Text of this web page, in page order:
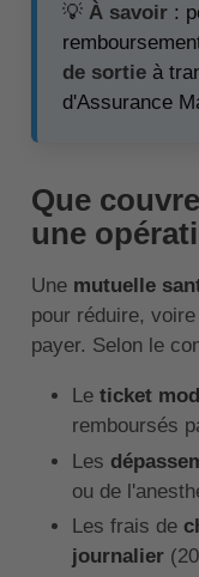
💡 À savoir:
de sortieà
d'Assurance
Que
une
Une mutuelle
pour réduire,
payer. Selon le
Le ticket
remboursés
Les
ou de
Les frais de
journalier(20